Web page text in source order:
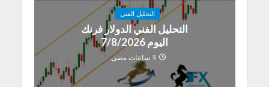
التحليل الفنى
التحليل الفني الدولار فرنك
اليوم 7/8/2026
3 ساعات مضى